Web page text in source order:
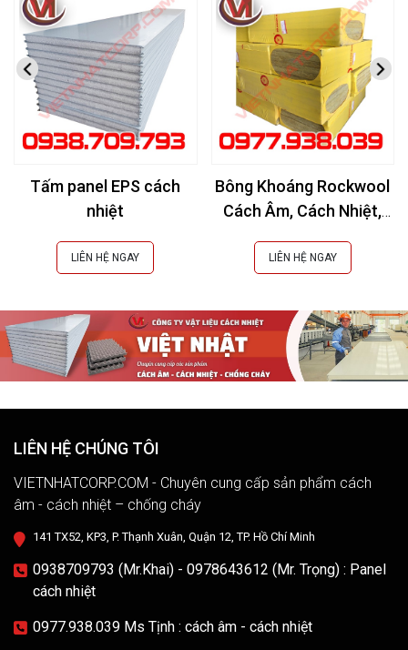
Tấm panel EPS cách
nhiệt
LIÊN HỆ NGAY
Bông Khoáng Rockwool
Cách Âm, Cách Nhiệt,
LIÊN HỆ NGAY
LIÊN HỆ CHÚNG TÔI
VIETNHATCORP.COM - Chuyên cung cấp sản phẩm cách
âm - cách nhiệt – chống cháy
141 TX52, KP3, P. Thạnh Xuân, Quận 12, TP. Hồ Chí Minh
0938709793 (Mr.Khai) - 0978643612 (Mr. Trọng) : Panel
cách nhiệt
0977.938.039 Ms Tịnh : cách âm - cách nhiệt